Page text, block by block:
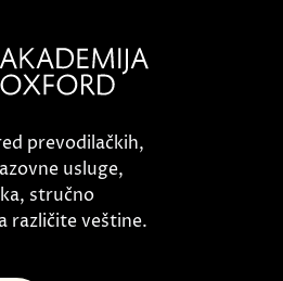
prevodilačkih,
usluge,
stručno
različite veštine.